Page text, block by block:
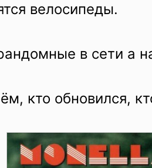
велосипеды.
в сети а
кто обновился,